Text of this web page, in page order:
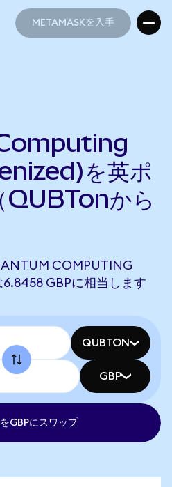
METAMASKを入手
を英ポ
QUBTonから
COMPUTING
GBPに相当します
QUBTON
GBP
GBPにスワップ